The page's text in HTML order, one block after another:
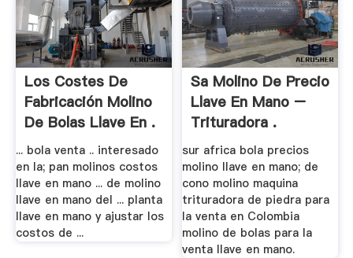
Los Costes De
Fabricación Molino
De Bolas Llave En .
... bola venta .. interesado
en la; pan molinos costos
llave en mano ... de molino
llave en mano del ... planta
llave en mano y ajustar los
costos de ...
Sa Molino De Precio
Llave En Mano –
Trituradora .
sur africa bola precios
molino llave en mano; de
cono molino maquina
trituradora de piedra para
la venta en Colombia
molino de bolas para la
venta llave en mano.